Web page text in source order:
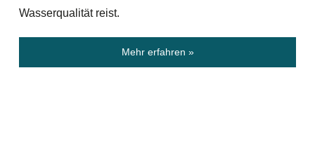
Wasserqualität reist.
Mehr erfahren »